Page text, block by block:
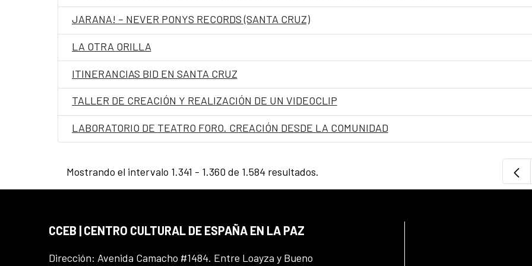
JARANA! – NEVER PONYS RECORDS (SANTA CRUZ)
LA OTRA ORILLA
ITINERANCIAS BID EN SANTA CRUZ
TALLER DE CREACIÓN Y REALIZACIÓN DE UN VIDEOCLIP
LABORATORIO DE TEATRO FORO. CREACIÓN DESDE LA COMUNIDAD
Mostrando el intervalo 1.341 - 1.360 de 1.584 resultados.
CCEB | CENTRO CULTURAL DE ESPAÑA EN LA PAZ
Dirección: Avenida Camacho #1484. Entre Loayza y Bueno